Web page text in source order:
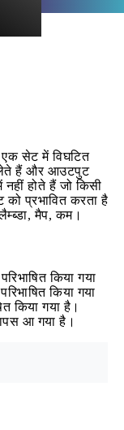
सेट में विघटित
हैं और आउटपुट
होते हैं जो किसी
प्रभावित करता है
मैप, कम।
किया गया
किया गया
किया गया है।
आ गया है।